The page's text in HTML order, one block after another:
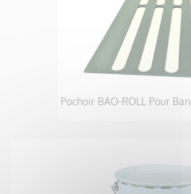
Pochoir BAO-ROLL Pour